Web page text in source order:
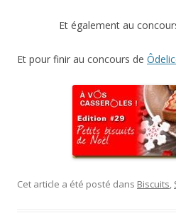
Et également au
Et pour finir au concours de
Cet article a été posté dans Biscuits,